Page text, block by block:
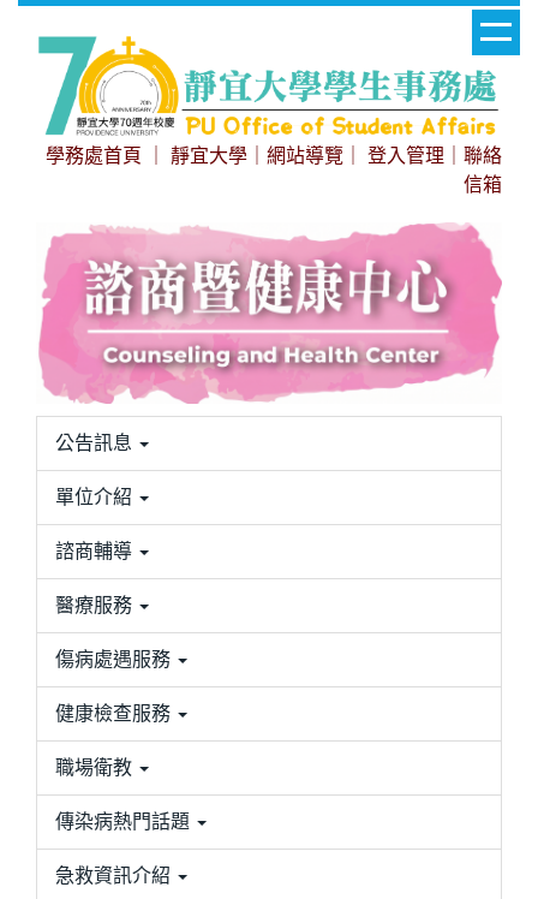
學務處首頁 靜宜大學 網站導覽 登入管理
聯絡
信箱
公告訊息
單位介紹
諮商輔導
醫療服務
傷病處遇服務
健康檢查服務
職場衛教
傳染病熱門話題
急救資訊介紹